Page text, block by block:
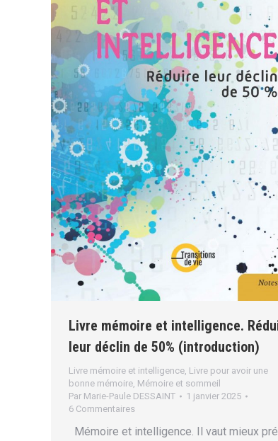
Livre mémoire et intelligence.
leur déclin de 50% (introduction)
Livre mémoire et intelligence Livre pour avoir une
bonne mémoire Mémoire et sommeil
Par Marie-Paule DESSAINT
1 janvier 2025
6 Commentaires
Mémoire et intelligence. Il vaut mieux